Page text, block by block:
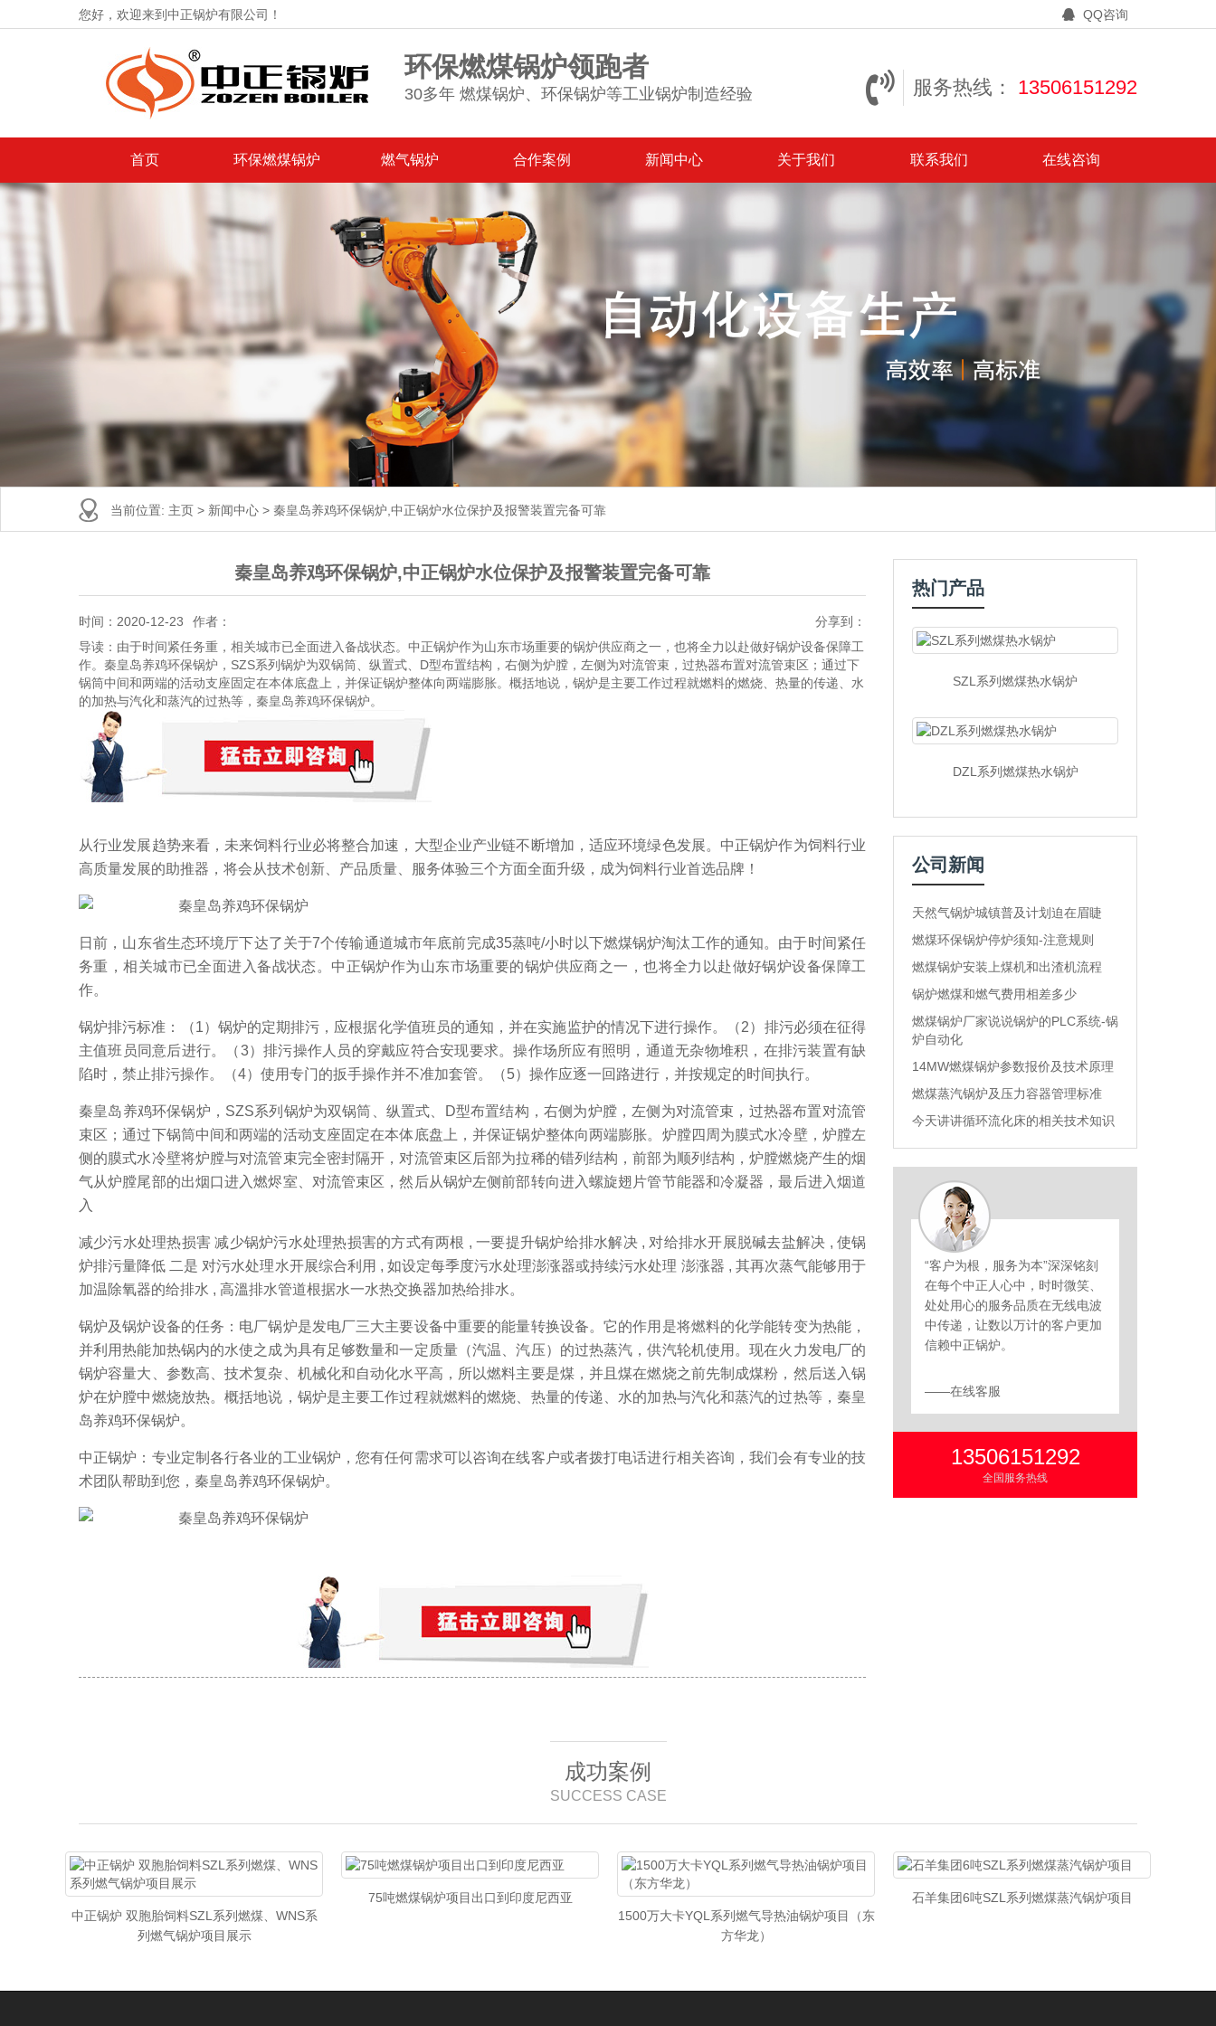
您好，欢迎来到中正锅炉有限公司！ QQ咨询
环保燃煤锅炉领跑者
30多年 燃煤锅炉、环保锅炉等工业锅炉制造经验 服务热线： 13506151292
首页 环保燃煤锅炉 燃气锅炉 合作案例 新闻中心 关于我们 联系我们 在线咨询
当前位置: 主页 > 新闻中心 > 秦皇岛养鸡环保锅炉,中正锅炉水位保护及报警装置完备可靠
秦皇岛养鸡环保锅炉,中正锅炉水位保护及报警装置完备可靠
时间：2020-12-23 作者：
分享到：
导读：由于时间紧任务重，相关城市已全面进入备战状态。中正锅炉作为山东市场重要的锅炉供应商之一，也将全力以赴做好锅炉设备保障工
作。秦皇岛养鸡环保锅炉，SZS系列锅炉为双锅筒、纵置式、D型布置结构，右侧为炉膛，左侧为对流管束，过热器布置对流管束区；通过下
锅筒中间和两端的活动支座固定在本体底盘上，并保证锅炉整体向两端膨胀。概括地说，锅炉是主要工作过程就燃料的燃烧、热量的传递、水
的加热与汽化和蒸汽的过热等，秦皇岛养鸡环保锅炉。
从行业发展趋势来看，未来饲料行业必将整合加速，大型企业产业链不断增加，适应环境绿色发展。中正锅炉作为饲料行业
高质量发展的助推器，将会从技术创新、产品质量、服务体验三个方面全面升级，成为饲料行业首选品牌！
日前，山东省生态环境厅下达了关于7个传输通道城市年底前完成35蒸吨/小时以下燃煤锅炉淘汰工作的通知。由于时间紧任
务重，相关城市已全面进入备战状态。中正锅炉作为山东市场重要的锅炉供应商之一，也将全力以赴做好锅炉设备保障工
作。
锅炉排污标准：（1）锅炉的定期排污，应根据化学值班员的通知，并在实施监护的情况下进行操作。（2）排污必须在征得
主值班员同意后进行。（3）排污操作人员的穿戴应符合安现要求。操作场所应有照明，通道无杂物堆积，在排污装置有缺
陷时，禁止排污操作。（4）使用专门的扳手操作并不准加套管。（5）操作应逐一回路进行，并按规定的时间执行。
秦皇岛养鸡环保锅炉，SZS系列锅炉为双锅筒、纵置式、D型布置结构，右侧为炉膛，左侧为对流管束，过热器布置对流管
束区；通过下锅筒中间和两端的活动支座固定在本体底盘上，并保证锅炉整体向两端膨胀。炉膛四周为膜式水冷壁，炉膛左
侧的膜式水冷壁将炉膛与对流管束完全密封隔开，对流管束区后部为拉稀的错列结构，前部为顺列结构，炉膛燃烧产生的烟
气从炉膛尾部的出烟口进入燃烬室、对流管束区，然后从锅炉左侧前部转向进入螺旋翅片管节能器和冷凝器，最后进入烟道
入
减少污水处理热损害 减少锅炉污水处理热损害的方式有两根 , 一要提升锅炉给排水解决 , 对给排水开展脱碱去盐解决 , 使锅
炉排污量降低 二是 对污水处理水开展综合利用 , 如设定每季度污水处理澎涨器或持续污水处理 澎涨器 , 其再次蒸气能够用于
加温除氧器的给排水 , 高溫排水管道根据水一水热交换器加热给排水。
锅炉及锅炉设备的任务：电厂锅炉是发电厂三大主要设备中重要的能量转换设备。它的作用是将燃料的化学能转变为热能，
并利用热能加热锅内的水使之成为具有足够数量和一定质量（汽温、汽压）的过热蒸汽，供汽轮机使用。现在火力发电厂的
锅炉容量大、参数高、技术复杂、机械化和自动化水平高，所以燃料主要是煤，并且煤在燃烧之前先制成煤粉，然后送入锅
炉在炉膛中燃烧放热。概括地说，锅炉是主要工作过程就燃料的燃烧、热量的传递、水的加热与汽化和蒸汽的过热等，秦皇
岛养鸡环保锅炉。
中正锅炉：专业定制各行各业的工业锅炉，您有任何需求可以咨询在线客户或者拨打电话进行相关咨询，我们会有专业的技
术团队帮助到您，秦皇岛养鸡环保锅炉。
热门产品
SZL系列燃煤热水锅炉
DZL系列燃煤热水锅炉
公司新闻
天然气锅炉城镇普及计划迫在眉睫
燃煤环保锅炉停炉须知-注意规则
燃煤锅炉安装上煤机和出渣机流程
锅炉燃煤和燃气费用相差多少
燃煤锅炉厂家说说锅炉的PLC系统-锅
炉自动化
14MW燃煤锅炉参数报价及技术原理
燃煤蒸汽锅炉及压力容器管理标准
今天讲讲循环流化床的相关技术知识
“客户为根，服务为本”深深铭刻
在每个中正人心中，时时微笑、
处处用心的服务品质在无线电波
中传递，让数以万计的客户更加
信赖中正锅炉。
——在线客服
13506151292
全国服务热线
成功案例
SUCCESS CASE
中正锅炉 双胞胎饲料SZL系列燃煤、WNS系
列燃气锅炉项目展示
75吨燃煤锅炉项目出口到印度尼西亚
1500万大卡YQL系列燃气导热油锅炉项目（东
方华龙）
石羊集团6吨SZL系列燃煤蒸汽锅炉项目